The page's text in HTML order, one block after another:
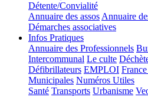
Détente/Convialité
Annuaire des assosAnnuaire
Démarches associatives
Infos Pratiques
Annuaire des Professionnels
Intercommunal Le culte
Défibrillateurs EMPLOI
Municipales Numéros Utiles
Santé Transports Urbanisme